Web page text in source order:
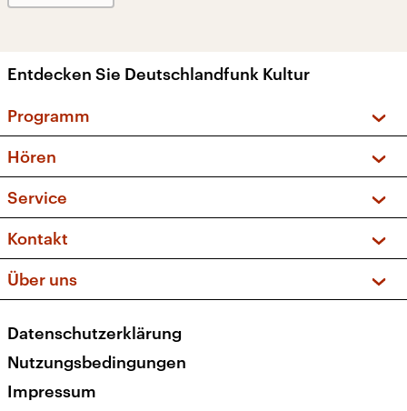
Entdecken Sie Deutschlandfunk Kultur
Programm
Sendungen und Podcasts
Musikliste
Kakadu – Das Kinderprogramm
Hören
Frequenzen (UKW + DAB+)
Service
FAQ
Apps
Newsletter
Kontakt
Social Media
Über uns
Presse
Karriere
Transparenz
Datenschutzerklärung
Nutzungsbedingungen
Impressum